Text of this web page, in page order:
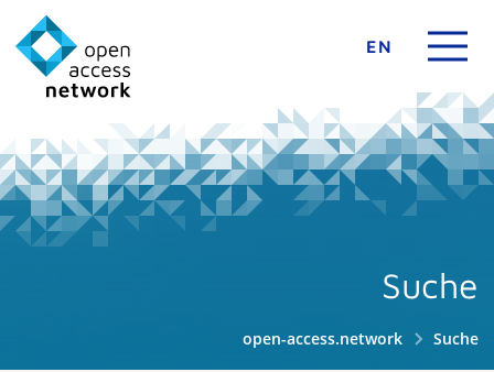
EN
Suche
open-access.network Suche